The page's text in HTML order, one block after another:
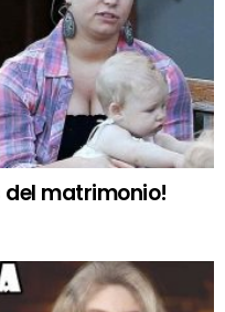
del matrimonio!